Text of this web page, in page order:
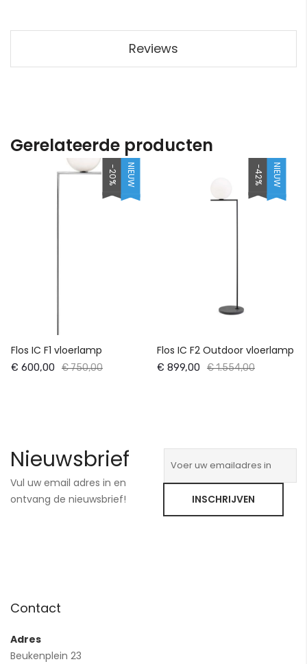
Reviews
Gerelateerde producten
-20% NIEUW
Flos IC F1 vloerlamp
€ 600,00 € 750,00
-42% NIEUW
Flos IC F2 Outdoor vloerlamp
€ 899,00 € 1.554,00
Nieuwsbrief
Vul uw email adres in en
ontvang de nieuwsbrief!
INSCHRIJVEN
Contact
Adres
Beukenplein 23